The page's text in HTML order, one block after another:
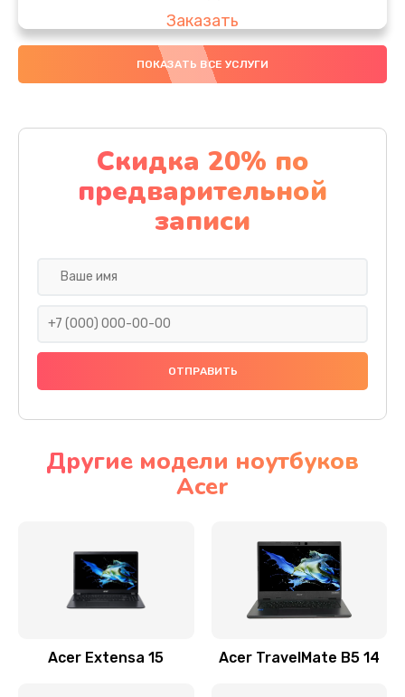
Заказать
Замена южного моста
Заказать
Чистка от пыли
1060 руб.
Заказать
Ремонт подсветки
Настройка BIOS
Замена видеочипа
Заказать
ПОКАЗАТЬ ВСЕ УСЛУГИ
Скидка 20% по
предварительной
записи
Другие модели ноутбуков
Acer
Acer Extensa 15 Acer TravelMate B5 14